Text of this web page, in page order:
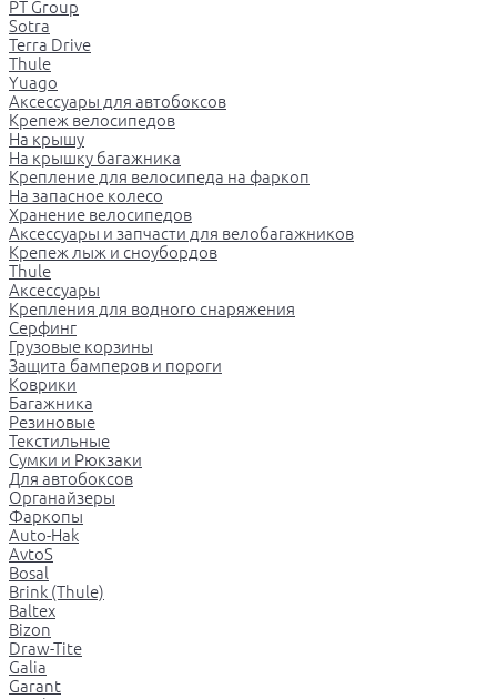
PT Group
Sotra
Terra Drive
Thule
Yuago
Аксессуары для автобоксов
Крепеж велосипедов
На крышу
На крышку багажника
Крепление для велосипеда на фаркоп
На запасное колесо
Хранение велосипедов
Аксессуары и запчасти для велобагажников
Крепеж лыж и сноубордов
Thule
Аксессуары
Крепления для водного снаряжения
Серфинг
Грузовые корзины
Защита бамперов и пороги
Коврики
Багажника
Резиновые
Текстильные
Сумки и Рюкзаки
Для автобоксов
Органайзеры
Фаркопы
Auto-Hak
AvtoS
Bosal
Brink (Thule)
Baltex
Bizon
Draw-Tite
Galia
Garant